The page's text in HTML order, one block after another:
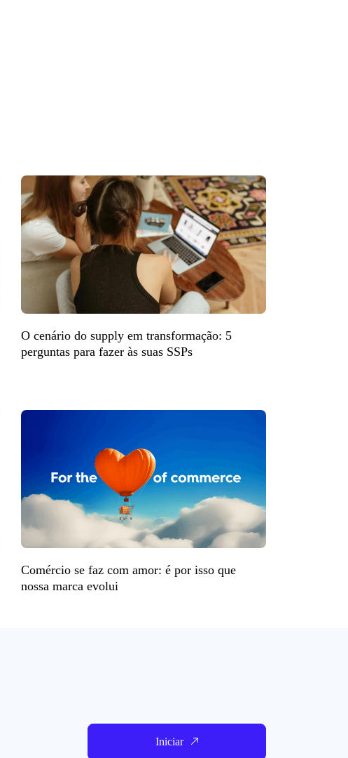
O cenário do supply em transformação: 5
perguntas para fazer às suas SSPs
Comércio se faz com amor: é por isso que
nossa marca evolui
Iniciar